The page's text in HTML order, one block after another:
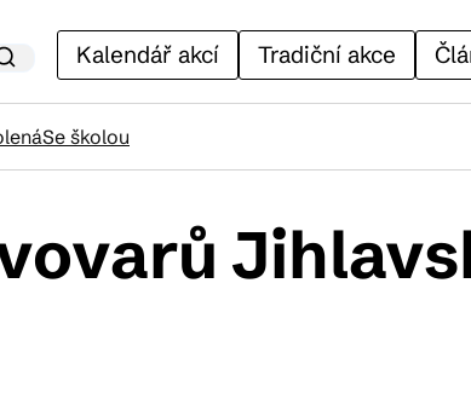
Kalendář akcí Tradiční akce
Se školou